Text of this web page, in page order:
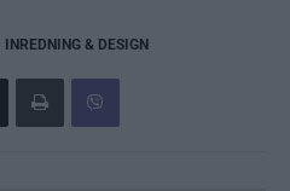
INREDNING & DESIGN